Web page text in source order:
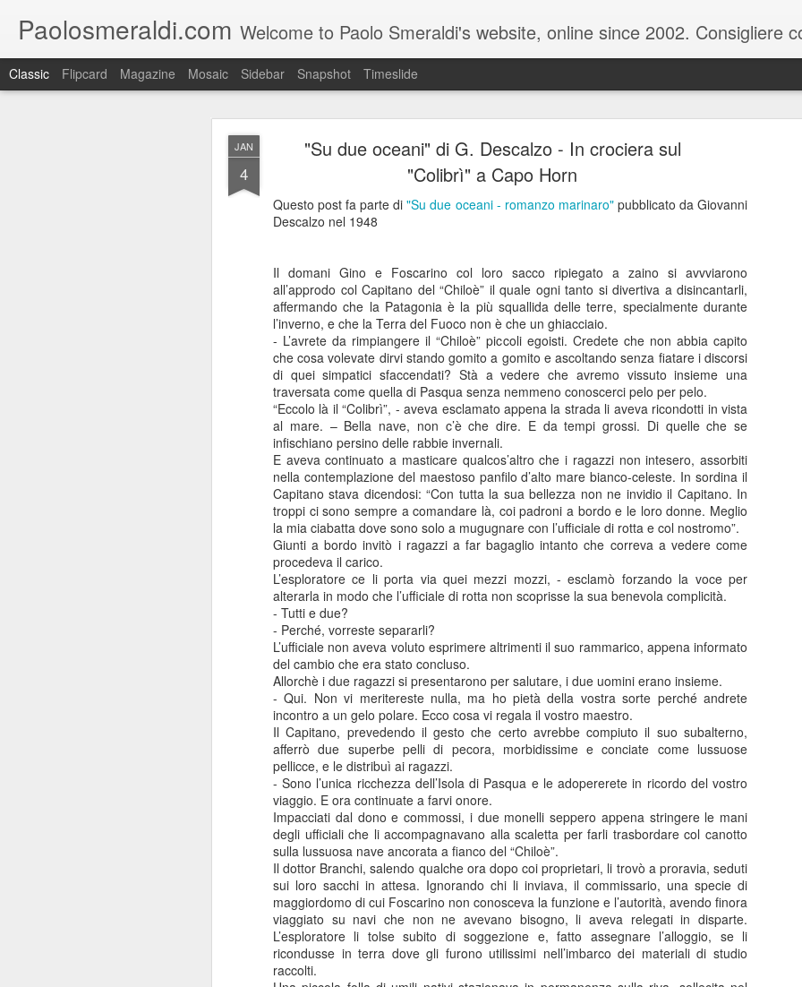
JAN
4
"Su due oceani" di G. Descalzo - In crociera sul
"Colibrì" a Capo Horn
Questo post fa parte di"Su due oceani - romanzo marinaro"pubblicato da Giovanni
Descalzo nel 1948
Il domani Gino e Foscarino col loro sacco ripiegato a zaino si avvviarono
all’approdo col Capitano del “Chiloè” il quale ogni tanto si divertiva a disincantarli,
affermando che la Patagonia è la più squallida delle terre, specialmente durante
l’inverno, e che la Terra del Fuoco non è che un ghiacciaio.
- L’avrete da rimpiangere il “Chiloè” piccoli egoisti. Credete che non abbia capito
che cosa volevate dirvi stando gomito a gomito e ascoltando senza fiatare i discorsi
di quei simpatici sfaccendati? Stà a vedere che avremo vissuto insieme una
traversata come quella di Pasqua senza nemmeno conoscerci pelo per pelo.
“Eccolo là il “Colibrì”, - aveva esclamato appena la strada li aveva ricondotti in vista
al mare. – Bella nave, non c’è che dire. E da tempi grossi. Di quelle che se
infischiano persino delle rabbie invernali.
E aveva continuato a masticare qualcos’altro che i ragazzi non intesero, assorbiti
nella contemplazione del maestoso panfilo d’alto mare bianco-celeste. In sordina il
Capitano stava dicendosi: “Con tutta la sua bellezza non ne invidio il Capitano. In
troppi ci sono sempre a comandare là, coi padroni a bordo e le loro donne. Meglio
la mia ciabatta dove sono solo a mugugnare con l’ufficiale di rotta e col nostromo”.
Giunti a bordo invitò i ragazzi a far bagaglio intanto che correva a vedere come
procedeva il carico.
L’esploratore ce li porta via quei mezzi mozzi, - esclamò forzando la voce per
alterarla in modo che l’ufficiale di rotta non scoprisse la sua benevola complicità.
- Tutti e due?
- Perché, vorreste separarli?
L’ufficiale non aveva voluto esprimere altrimenti il suo rammarico, appena informato
del cambio che era stato concluso.
Allorchè i due ragazzi si presentarono per salutare, i due uomini erano insieme.
- Qui. Non vi meritereste nulla, ma ho pietà della vostra sorte perché andrete
incontro a un gelo polare. Ecco cosa vi regala il vostro maestro.
Il Capitano, prevedendo il gesto che certo avrebbe compiuto il suo subalterno,
afferrò due superbe pelli di pecora, morbidissime e conciate come lussuose
pellicce, e le distribuì ai ragazzi.
- Sono l’unica ricchezza dell’Isola di Pasqua e le adopererete in ricordo del vostro
viaggio. E ora continuate a farvi onore.
Impacciati dal dono e commossi, i due monelli seppero appena stringere le mani
degli ufficiali che li accompagnavano alla scaletta per farli trasbordare col canotto
sulla lussuosa nave ancorata a fianco del “Chiloè”.
Il dottor Branchi, salendo qualche ora dopo coi proprietari, li trovò a proravia, seduti
sui loro sacchi in attesa. Ignorando chi li inviava, il commissario, una specie di
maggiordomo di cui Foscarino non conosceva la funzione e l’autorità, avendo finora
viaggiato su navi che non ne avevano bisogno, li aveva relegati in disparte.
L’esploratore li tolse subito di soggezione e, fatto assegnare l’alloggio, se li
ricondusse in terra dove gli furono utilissimi nell’imbarco dei materiali di studio
raccolti.
Paolosmeraldi.com Welcome to Paolo Smeraldi's website, online since 2002. Consigliere
Classic Flipcard Magazine Mosaic Sidebar Snapshot Timeslide
Posted21st October 2025byPaolo
Consiglio Comunale 15 gennaio 2025 - Sestri Levante -
Durante il consiglio del 15 gennaio 2025 la sinistra ha presentato una mozione sui servizi
Levante e sul premio Andersen. Ho fatto un intervento sugli eventi in generale e sul premio
Che dire? Intanto che aspettiamo di vedere chi sarà il nuovo direttore artistico, il bicchiere è
A mio modo di vedere sarebbe stata opportuna a livello di maggioranza una riflessione
fatta in modo compiuto.
In gran parte siamo andati avanti con l'esistente. E'chiaro che tante iniziative hanno una
avrebbe avuto senso interromperle. Tuttavia come tante volte ho scritto è sempre mancata
compiuta su che eventi fare e perchè. Era il caso di farla in modo sistematico come
L'Andersen è l'esempio perfetto: è l'evento sul quale spendiamo di più, ma nessuno sa dire
un'edizione sia quantitativamente o qualitativamente migliore delle precedenti.
Per esempio se si chiedesse se era meglio l'Andersen del 2023 o quello del 2024, ad